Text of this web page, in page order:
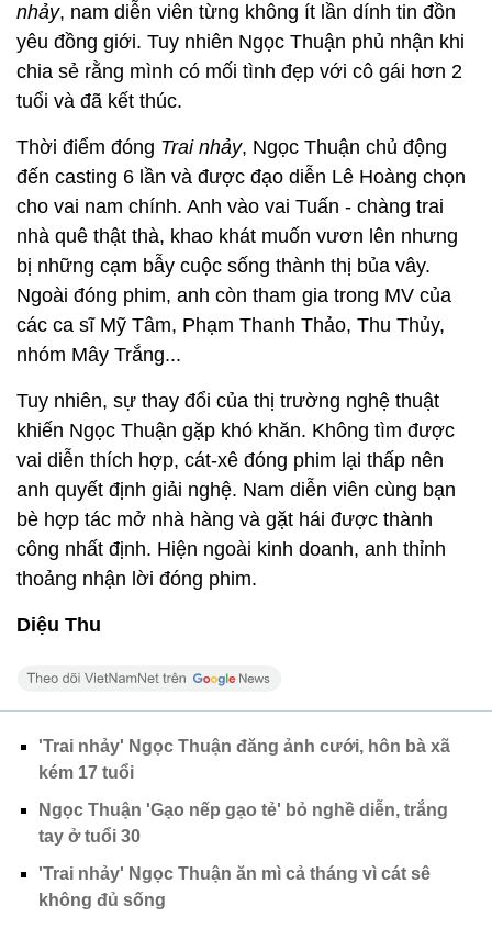
nhảy, nam diễn viên từng không ít lần dính tin đồn
yêu đồng giới. Tuy nhiên Ngọc Thuận phủ nhận khi
chia sẻ rằng mình có mối tình đẹp với cô gái hơn 2
tuổi và đã kết thúc.
Thời điểm đóng Trai nhảy, Ngọc Thuận chủ động
đến casting 6 lần và được đạo diễn Lê Hoàng chọn
cho vai nam chính. Anh vào vai Tuấn - chàng trai
nhà quê thật thà, khao khát muốn vươn lên nhưng
bị những cạm bẫy cuộc sống thành thị bủa vây.
Ngoài đóng phim, anh còn tham gia trong MV của
các ca sĩ Mỹ Tâm, Phạm Thanh Thảo, Thu Thủy,
nhóm Mây Trắng...
Tuy nhiên, sự thay đổi của thị trường nghệ thuật
khiến Ngọc Thuận gặp khó khăn. Không tìm được
vai diễn thích hợp, cát-xê đóng phim lại thấp nên
anh quyết định giải nghệ. Nam diễn viên cùng bạn
bè hợp tác mở nhà hàng và gặt hái được thành
công nhất định. Hiện ngoài kinh doanh, anh thỉnh
thoảng nhận lời đóng phim.
Diệu Thu
'Trai nhảy' Ngọc Thuận đăng ảnh cưới, hôn bà xã
kém 17 tuổi
Ngọc Thuận 'Gạo nếp gạo tẻ' bỏ nghề diễn, trắng
tay ở tuổi 30
'Trai nhảy' Ngọc Thuận ăn mì cả tháng vì cát sê
không đủ sống